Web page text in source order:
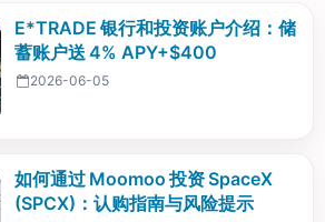
E*TRADE 银行和投资账户介绍：储
蓄账户送 4% APY+$400
2026-06-05
如何通过 Moomoo 投资 SpaceX
(SPCX)：认购指南与风险提示